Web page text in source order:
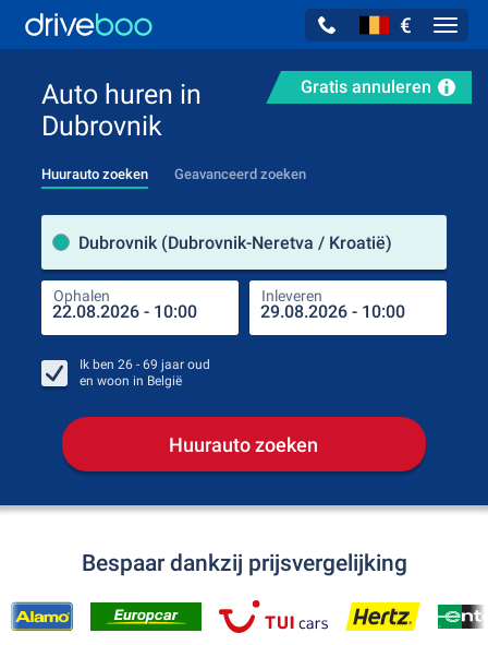
€
Gratis annuleren
Auto huren in
Dubrovnik
Huurauto zoeken Geavanceerd zoeken
Dubrovnik (Dubrovnik-Neretva / Kroatië)
Ophalen Inleveren
Ik ben 26 - 69 jaar oud
en woon in België
Huurauto zoeken
Bespaar dankzij prijsvergelijking